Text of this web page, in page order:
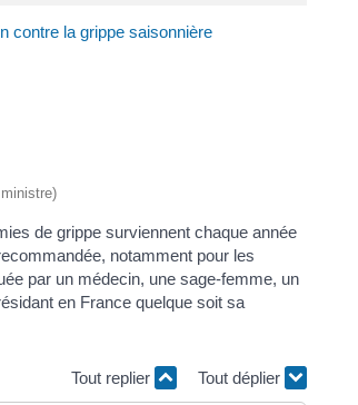
contre la grippe saisonnière
de grippe surviennent chaque année
notamment pour les
par un médecin, une sage-femme, un
en France quelque soit sa
Tout replier Tout déplier